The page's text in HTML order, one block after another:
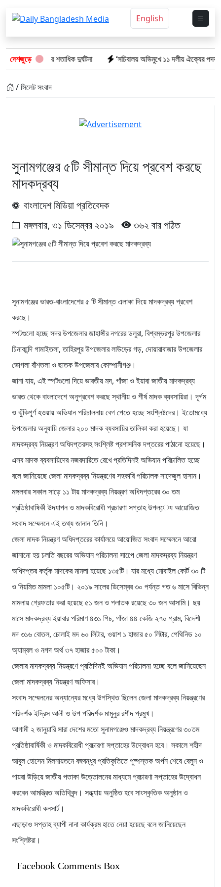
English
দেশজুড়ে
দেড় বছরে শতাধিক দুর্ঘটনা ‘সচিবালয় অভিমুখে ১১ দলীয় ঐক্যের পদযাত্রায়
/ সিলেট সংবাদ
সুনামগঞ্জের ৫টি সীমান্ত দিয়ে প্রবেশ করছে
মাদকদ্রব্য
বাংলাদেশ মিডিয়া প্রতিবেদক
মঙ্গলবার, ৩১ ডিসেম্বর ২০১৯
৩৬২ বার পঠিত
সুনামগঞ্জের ভারত-বাংলাদেশের ৫ টি সীমান্ত এলাকা দিয়ে মাদকদ্রব্য প্রবেশ
করছে।
স্পটগুলো হচ্ছে সদর উপজেলার জাহাঙ্গীর নগরের ডলুরা, বিশ্বম্ভরপুর উপজেলার
চিনাকান্দি গামাইতলা, তাহিরপুর উপজেলার লাউড়ের গড়, দোয়ারাবাজার উপজেলার
ভোগলা বাঁশতলা ও ছাতক উপজেলার কোম্পানীগঞ্জ।
জানা যায়, এই স্পটগুলো দিয়ে ভারতীয় মদ, গাঁজা ও ইয়াবা জাতীয় মাদকদ্রব্য
ভারত থেকে বাংলাদেশে অনুপ্রবেশ করছে স্থানীয় ও শীর্ষ মাদক ব্যবসায়িরা। দূর্গম
ও ঝুঁকিপূর্ণ হওয়ায় অভিযান পরিচালনায় বেগ পেতে হচ্ছে সংশ্লিষ্টদের। ইতোমধ্যে
উপজেলার অনুযায়ি জেলার ২০০ মাদক ব্যবসায়ির তালিকা করা হয়েছে। যা
মাদকদ্রব্য নিয়ন্ত্রণ অধিদপ্তরসহ সংশ্লিষ্ট প্রশাসনিক দপ্তরের পাঠানো হয়েছে।
এসব মাদক ব্যবসায়িদের নজরদারিতে রেখে প্রতিদিনই অভিযান পরিচালিত হচ্ছে
বলে জানিয়েছে জেলা মাদকদ্রব্য নিয়ন্ত্রণের সহকারি পরিচালক সাদেজুল হাসান।
মঙ্গলবার সকাল সাড়ে ১১ টায় মাদকদ্রব্য নিয়ন্ত্রণ অধিদপ্তরের ৩০ তম
প্রতিষ্ঠাবাষির্কী উদযাপন ও মাদকবিরোধী প্রচারণা সপ্তাহ উপল্েয আয়োজিত
সংবাদ সম্মেলনে এই তথ্য জানান তিনি।
জেলা মাদক নিয়ন্ত্রণ অধিদপ্তরের কার্যালয়ে আয়োজিত সংবাদ সম্মেলনে আরো
জানানো হয় চলতি বছরের অভিযান পরিচালনা সাপেে জেলা মাদকদ্রব্য নিয়ন্ত্রণ
অধিদপ্তর কর্তৃক মাদকের মামলা হয়েছে ১৩৫টি। যার মধ্যে মোবাইল কোর্ট ৩০ টি
ও নিয়মিত মামলা ১০৫টি। ২০১৯ সালের ডিসেম্বর ৩০ পর্যন্ত গত ৬ মাসে বিভিন্ন
মামলায় গ্রেফতার করা হয়েছে ৫১ জন ও পলাতক রয়েছে ৩০ জন আসামি। ছয়
মাসে মাদকদ্রব্য ইয়াবার পরিমাণ ৪৩১ পিচ, গাঁজা ৪৪ কেজি ২৭০ গ্রাম, বিদেশী
মদ ৩১৬ বোতল, চোলাই মদ ৬০ লিটার, ওয়াশ ১ হাজার ৫০ লিটার, পেথিনিড ১০
অ্যাম্বল ও নগদ অর্থ ৩৭ হাজার ৫০০ টাকা।
জেলার মাদকদ্রব্য নিয়ন্ত্রণে প্রতিদিনই অভিযান পরিচালনা হচ্ছে বলে জানিয়েছেন
জেলা মাদকদ্রব্য নিয়ন্ত্রণ অফিসার।
সংবাদ সম্মেলনের অন্যান্যের মধ্যে উপস্থিত ছিলেন জেলা মাদকদ্রব্য নিয়ন্ত্রণের
পরিদর্শক ইদ্রিস আলী ও উপ পরিদর্শক মামুনুর রশীদ প্রমুখ।
আগামী ২ জানুয়ারি সারা দেশের মতো সুনামগঞ্জেও মাদকদ্রব্য নিয়ন্ত্রণের ৩০তম
প্রতিষ্ঠাবার্ষিকী ও মাদকবিরোধী প্রচারণা সপ্তাহের উদ্বোধন হবে। সকালে শহীদ
আবুল হোসেন মিলনায়তনে বঙ্গবন্ধুর প্রতিকৃতিতে পুষ্পস্তক অর্পন শেষে বেলুন ও
পায়রা উড়িয়ে জাতীয় পতাকা উত্তোলনের মাধ্যমে প্রচারণা সপ্তাহের উদ্বোধন
করবেন আমন্ত্রিত অতিথিবৃন্দ। সন্ধ্যায় অনুষ্ঠিত হবে সাংস্কৃতিক অনুষ্ঠান ও
মাদকবিরোধী কনসার্ট।
এছাড়াও সপ্তাহ ব্যাপী নানা কার্যক্রম হাতে নেয়া হয়েছে বলে জানিয়েছেন
সংশ্লিষ্টরা।
Facebook Comments Box